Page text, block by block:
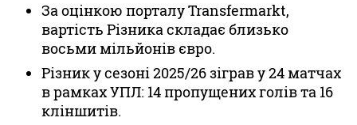
За оцінкою порталу Transfermarkt,
вартість Різника складає близько
восьми мільйонів євро.
Різник у сезоні 2025/26 зіграв у 24 матчах
в рамках УПЛ: 14 пропущених голів та 16
кліншитів.